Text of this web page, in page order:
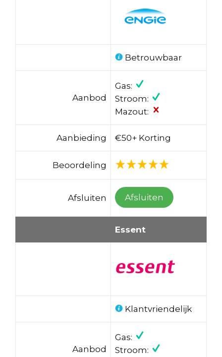
Betrouwbaar
Aanbod
Gas:
Stroom:
Mazout:
Aanbieding €50+ Korting
Beoordeling
Afsluiten Afsluiten
Essent
Klantvriendelijk
Aanbod
Gas:
Stroom: